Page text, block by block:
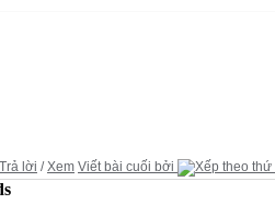
Trả lời /Xem Viết bài cuối bởi